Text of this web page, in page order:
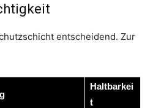
entscheidend. Zur
Haltbarkei
t